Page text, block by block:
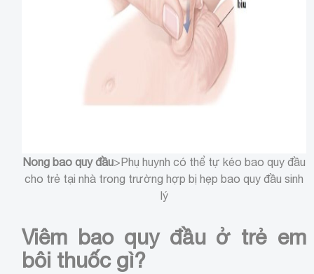
Nong bao quy đầu>Phụ huynh có thể tự kéo bao quy đầu
cho trẻ tại nhà trong trường hợp bị hẹp bao quy đầu sinh
lý
Viêm bao quy đầu ở trẻ em
bôi thuốc gì?